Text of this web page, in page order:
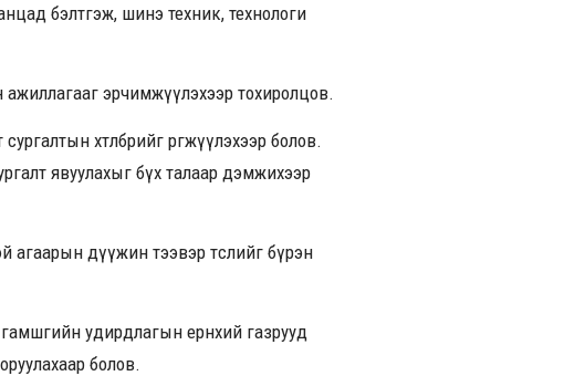
бэлтгэж, шинэ техник, технологи
эрчимжүүлэхээр тохиролцов.
хөтөлбөрийг өргөжүүлэхээр болов.
явуулахыг бүх талаар дэмжихээр
агаарын дүүжин тээвэр төслийг бүрэн
удирдлагын ерөнхий газрууд
болов.